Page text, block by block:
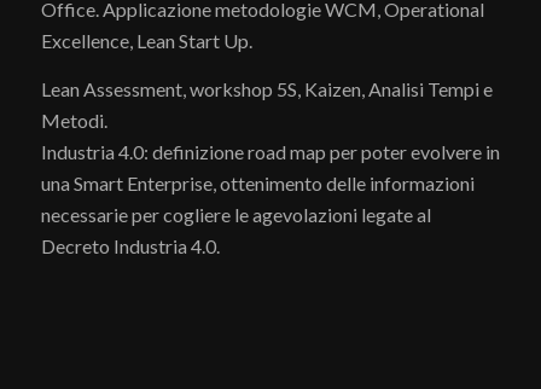
Office. Applicazione metodologie WCM, Operational
Excellence, Lean Start Up.
Lean Assessment, workshop 5S, Kaizen, Analisi Tempi e
Metodi.
Industria 4.0: definizione road map per poter evolvere in
una Smart Enterprise, ottenimento delle informazioni
necessarie per cogliere le agevolazioni legate al
Decreto Industria 4.0.